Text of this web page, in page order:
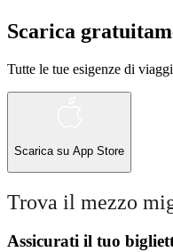
Scarica
Tutte le tue esigenze di
Scarica su App Store
Trova il mezzo
Assicurati il ​​tuo